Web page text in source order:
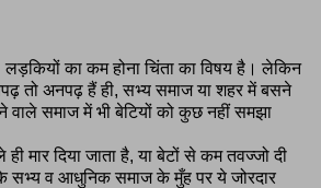
लड़कियों का कम होना चिंता का विषय है। लेकिन
तो अनपढ़ हैं ही, सभ्य समाज या शहर में बसने
समाज में भी बेटियों को कुछ नहीं समझा
ही मार दिया जाता है, या बेटों से कम तवज्जो दी
सभ्य व आधुनिक समाज के मुँह पर ये जोरदार